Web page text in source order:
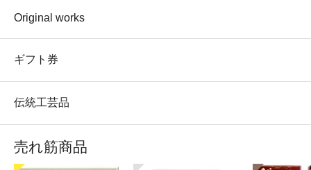
Original works
ギフト券
伝統工芸品
売れ筋商品